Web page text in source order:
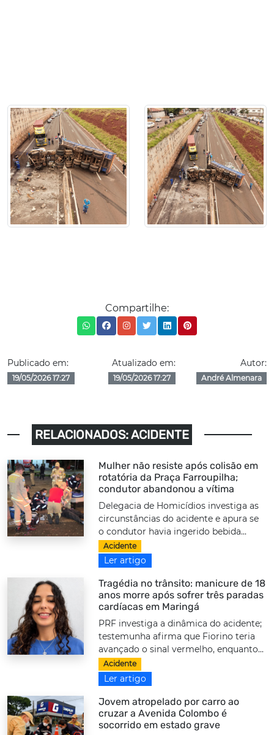
Compartilhe:
Publicado em:
19/05/2026 17:27
Atualizado em:
19/05/2026 17:27
Autor:
André Almenara
RELACIONADOS: ACIDENTE
Mulher não resiste após colisão em
rotatória da Praça Farroupilha;
condutor abandonou a vítima
Delegacia de Homicídios investiga as
circunstâncias do acidente e apura se
o condutor havia ingerido bebida...
Acidente
Ler artigo
Tragédia no trânsito: manicure de 18
anos morre após sofrer três paradas
cardíacas em Maringá
PRF investiga a dinâmica do acidente;
testemunha afirma que Fiorino teria
avançado o sinal vermelho, enquanto...
Acidente
Ler artigo
Jovem atropelado por carro ao
cruzar a Avenida Colombo é
socorrido em estado grave